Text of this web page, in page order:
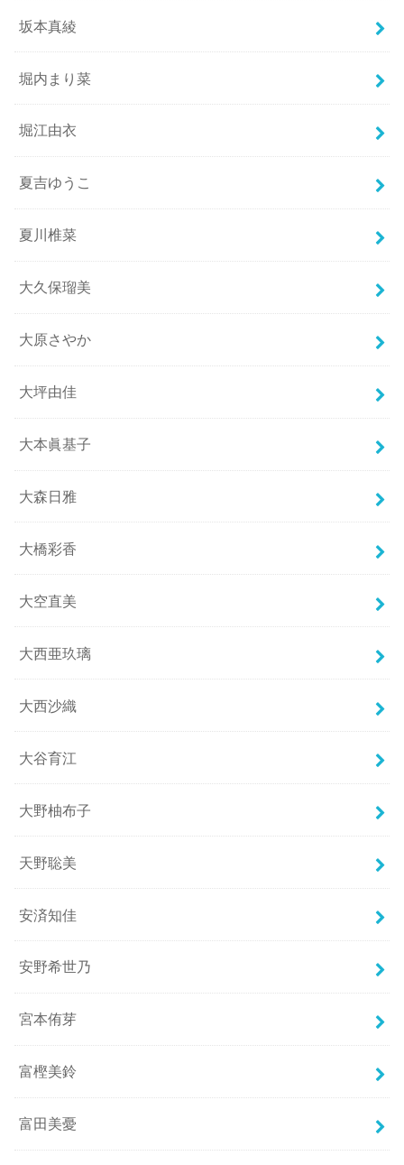
坂本真綾
堀内まり菜
堀江由衣
夏吉ゆうこ
夏川椎菜
大久保瑠美
大原さやか
大坪由佳
大本眞基子
大森日雅
大橋彩香
大空直美
大西亜玖璃
大西沙織
大谷育江
大野柚布子
天野聡美
安済知佳
安野希世乃
宮本侑芽
富樫美鈴
富田美憂